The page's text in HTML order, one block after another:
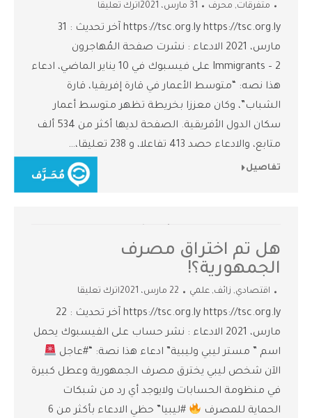
متفرقات, محرف 31 مارس، 2021 اترك تعليقا
https://tsc.org.ly https://tsc.org.ly آخر تحديث : 31
مارس، 2021 الادعاء : نشرت صفحة المُهاجرون
Immigrants – 2 على فيسبوك في 10 يناير الماضي، ادعاء
هذا نصه: “متوسط الأعمار في قارة إفريقيا، قارة
الشباب”، وكان معززا بخريطة تظهر متوسط أعمار
سكان الدول الأفريقية. الصفحة لديها أكثر من 534 ألف
متابع، والادعاء حصد 413 تفاعلا، و 238 تعليقا،…
تفاصيل
هل تم اختراق مصرف
الجمهورية؟!
اقتصادي, زائف, علمي 22 مارس، 2021 اترك تعليقا
https://tsc.org.ly https://tsc.org.ly آخر تحديث : 22
مارس، 2021 الادعاء : نشر حساب على الفيسبوك يحمل
اسم ” مستر ليبي وليبية” ادعاء هذا نصة: “#عاجل
الآن شخص ليبي يخترق مصرف الجمهورية وعطل كبيرة
في منظومة الحسابات ولايوجد أي رد من شبكات
الحماية للمصرف
#ليبيا” حظي الادعاء بأكثر من 6